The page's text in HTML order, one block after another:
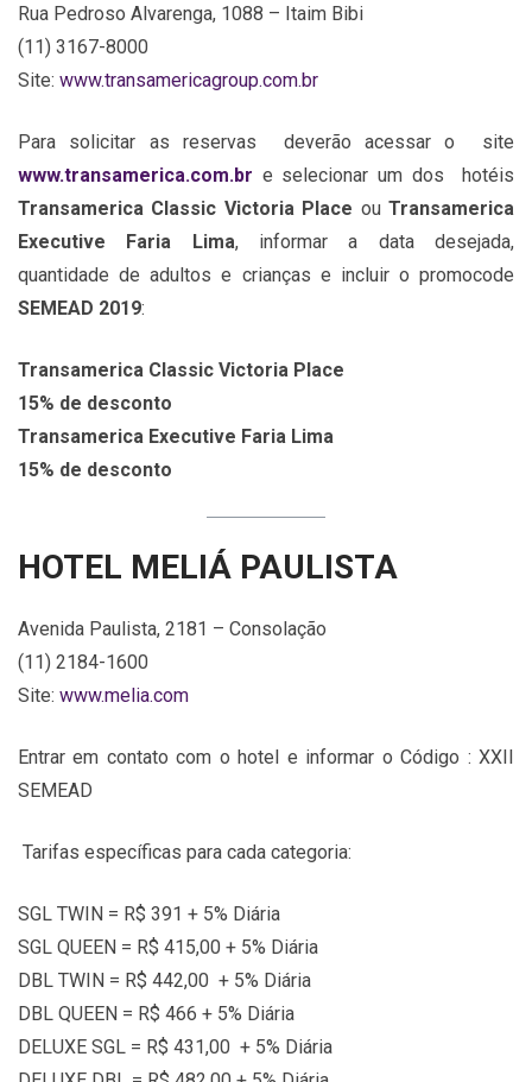
Rua Pedroso Alvarenga, 1088 – Itaim Bibi
(11) 3167-8000
Site: www.transamericagroup.com.br
Para solicitar as reservas deverão acessar o site
www.transamerica.com.br e selecionar um dos hotéis
Transamerica Classic Victoria Place ouTransamerica
Executive Faria Lima, informar a data desejada,
quantidade de adultos e crianças e incluir o promocode
SEMEAD 2019:
Transamerica Classic Victoria Place
15% de desconto
Transamerica Executive Faria Lima
15% de desconto
HOTEL MELIÁ PAULISTA
Avenida Paulista, 2181 – Consolação
(11) 2184-1600
Site: www.melia.com
Entrar em contato com o hotel e informar o Código : XXII
SEMEAD
Tarifas específicas para cada categoria:
SGL TWIN = R$ 391 + 5% Diária
SGL QUEEN = R$ 415,00 + 5% Diária
DBL TWIN = R$ 442,00 + 5% Diária
DBL QUEEN = R$ 466 + 5% Diária
DELUXE SGL = R$ 431,00 + 5% Diária